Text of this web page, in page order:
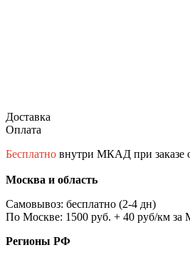
Доставка
Оплата
Бесплатно внутри МКАД при заказе
Москва и область
Самовывоз: бесплатно (2-4 дн)
По Москве: 1500 руб. + 40 руб/км
Регионы РФ